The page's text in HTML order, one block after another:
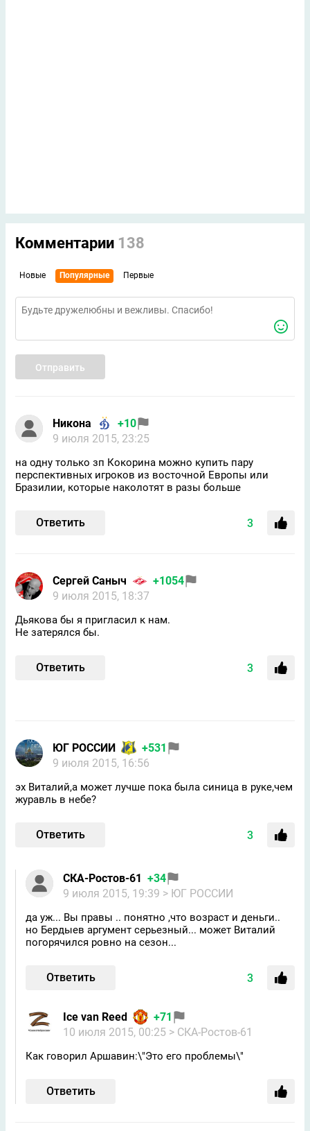
Комментарии 138
Новые Популярные Первые
Отправить
Никона
+10
9 июля 2015, 23:25
на одну только зп Кокорина можно купить пару
перспективных игроков из восточной Европы или
Бразилии, которые наколотят в разы больше
Ответить 3
Сергей Саныч
+1054
9 июля 2015, 18:37
Дьякова бы я пригласил к нам.
Не затерялся бы.
Ответить 3
ЮГ РОССИИ
+531
9 июля 2015, 16:56
эх Виталий,а может лучше пока была синица в руке,чем
журавль в небе?
Ответить 3
СКА-Ростов-61 +34
9 июля 2015, 19:39 > ЮГ РОССИИ
да уж... Вы правы .. понятно ,что возраст и деньги..
но Бердыев аргумент серьезный... может Виталий
погорячился ровно на сезон...
Ответить 3
Ice van Reed
+71
10 июля 2015, 00:25 > СКА-Ростов-61
Как говорил Аршавин:\"Это его проблемы\"
Ответить